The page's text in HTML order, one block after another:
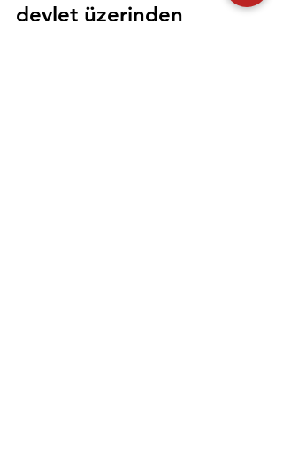
devlet üzerinden